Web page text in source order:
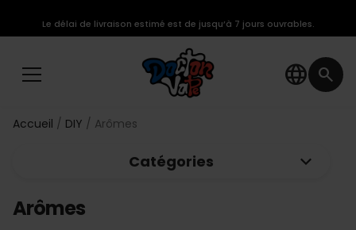
language search
Le délai de livraison estimé est de jusqu’à 7 jours ouvrables.
Accueil DIY Arômes
Catégories keyboard_arrow_down
Arômes